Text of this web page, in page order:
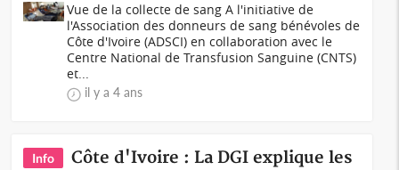
Vue de la collecte de sang A l'initiative de
l'Association des donneurs de sang bénévoles de
Côte d'Ivoire (ADSCI) en collaboration avec le
Centre National de Transfusion Sanguine (CNTS)
et...
il y a 4 ans
Info
Côte d'Ivoire : La DGI explique les